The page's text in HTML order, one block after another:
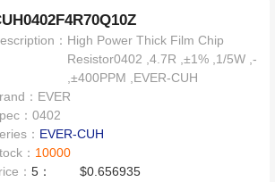
： High Power Thick Film Chip
Resistor0402 ,4.7R ,±1% ,1/5W ,-
,±400PPM ,EVER-CUH
： EVER
：0402
： EVER-CUH
： 10000
：5：
$0.656935